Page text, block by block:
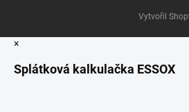
Vytvořil
×
Splátková kalkulačka ESSOX